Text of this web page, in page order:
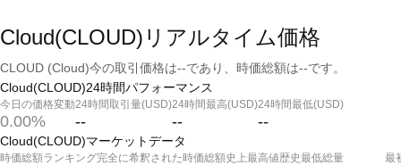
Cloud(CLOUD)リアルタイム価格
CLOUD (Cloud)今の取引価格は--であり、時価総額は--です。
Cloud(CLOUD)24時間パフォーマンス
今日の価格変動
0.00%
24時間取引量(USD)
--
24時間最高(USD)
--
24時間最低(USD)
--
Cloud(CLOUD)マーケットデータ
時価総額ランキング完全に希釈された時価総額史上最高値歴史最低総量 最